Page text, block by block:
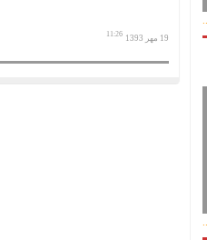
19 مهر 1393 11:26